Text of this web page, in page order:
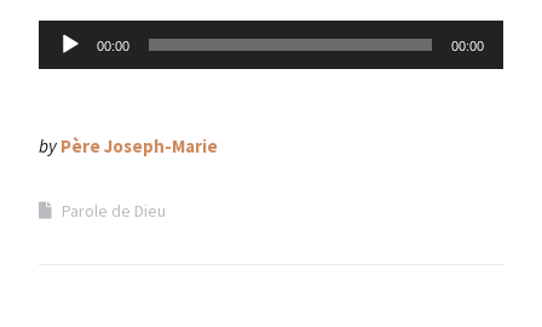
Lecteur
audio
00:00 00:00
by Père Joseph-Marie
Parole de Dieu